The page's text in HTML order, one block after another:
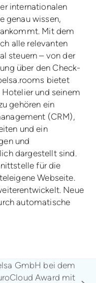
internationalen
genau wissen,
Mit dem
alle relevanten
steuern – von der
über den Check-
bietet
und seinem
gehören ein
(CRM),
und ein
und
dargestellt sind.
für die
Webseite.
Neue
automatische
GmbH bei dem
Award mit